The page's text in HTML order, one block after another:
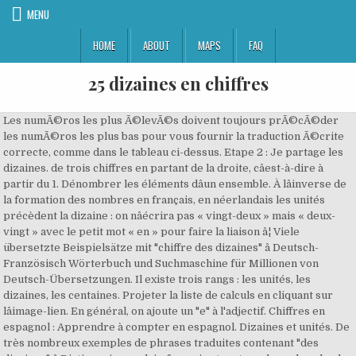
MENU
HOME
ABOUT MAPS FAQ
25 dizaines en chiffres
Les numÃ©ros les plus Ã©levÃ©s doivent toujours prÃ©cÃ©der
les numÃ©ros les plus bas pour vous fournir la traduction Ã©crite
correcte, comme dans le tableau ci-dessus. Etape 2 : Je partage les
dizaines. de trois chiffres en partant de la droite, câest-à-dire à
partir du 1. Dénombrer les éléments dâun ensemble. À lâinverse de
la formation des nombres en français, en néerlandais les unités
précèdent la dizaine : on nâécrira pas « vingt-deux » mais « deux-
vingt » avec le petit mot « en » pour faire la liaison â¦ Viele
übersetzte Beispielsätze mit "chiffre des dizaines" â Deutsch-
Französisch Wörterbuch und Suchmaschine für Millionen von
Deutsch-Übersetzungen. Il existe trois rangs : les unités, les
dizaines, les centaines. Projeter la liste de calculs en cliquant sur
lâimage-lien. En général, on ajoute un "e" à l'adjectif. Chiffres en
espagnol : Apprendre à compter en espagnol. Dizaines et unités. De
très nombreux exemples de phrases traduites contenant "des